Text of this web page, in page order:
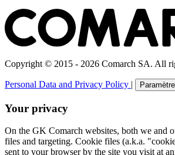
Copyright © 2015 - 2026 Comarch SA. All
Personal Data and Privacy Policy |
Your privacy
On the GK Comarch websites, both we and
files and targeting. Cookie files (a.k.a.
sent to your browser by the site you visit at